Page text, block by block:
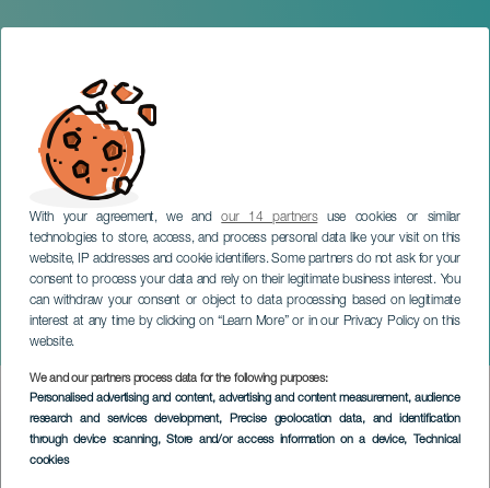
With your agreement, we andour 14 partnersuse cookies or similar
technologies to store, access, and process personal data like your visit on this
website, IP addresses and cookie identifiers. Some partners do not ask for your
consent to process your data and rely on their legitimate business interest. You
can withdraw your consent or object to data processing based on legitimate
interest at any time by clicking on “Learn More” or in our Privacy Policy on this
website.
We and our partners process data for the following purposes:
Personalised advertising and content, advertising and content measurement, audience
research and services development, Precise geolocation data, and identification
through device scanning, Store and/or access information on a device, Technical
cookies
Atlantic Jazz Lab
Orchestra
LANZAROTE
Imagen
Listado